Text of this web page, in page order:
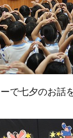
で七夕のお話